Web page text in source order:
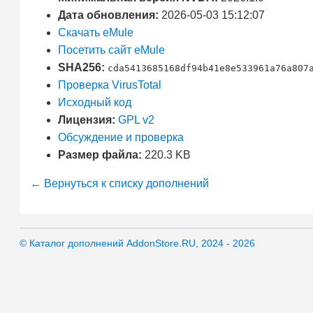
Дата обновления: 2026-05-03 15:12:07
Скачать eMule
Посетить сайт eMule
SHA256:
Проверка VirusTotal
Исходный код
Лицензия: GPL v2
Обсуждение и проверка
Размер файла: 220.3 KB
← Вернуться к списку дополнений
© Каталог дополнений AddonStore.RU, 2024 - 2026